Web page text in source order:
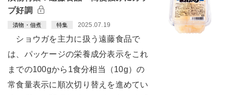
プ好調
漬物・佃煮 特集 2025.07.19
ショウガを主力に扱う遠藤食品で
は、パッケージの栄養成分表示をこれ
までの100gから1食分相当（10g）の
常食量表示に順次切り替えを進めてい